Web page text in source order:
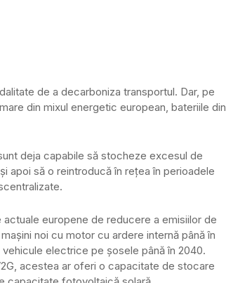
de a decarboniza transportul. Dar, pe
din mixul energetic european, bateriile din
deja capabile să stocheze excesul de
apoi să o reintroducă în rețea în perioadele
europene de reducere a emisiilor de
noi cu motor cu ardere internă până în
electrice pe șosele până în 2040.
acestea ar oferi o capacitate de stocare